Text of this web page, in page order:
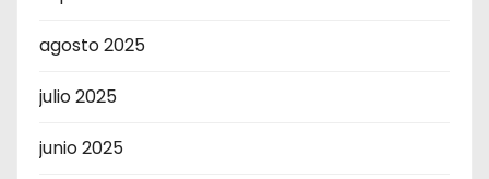
agosto 2025
julio 2025
junio 2025